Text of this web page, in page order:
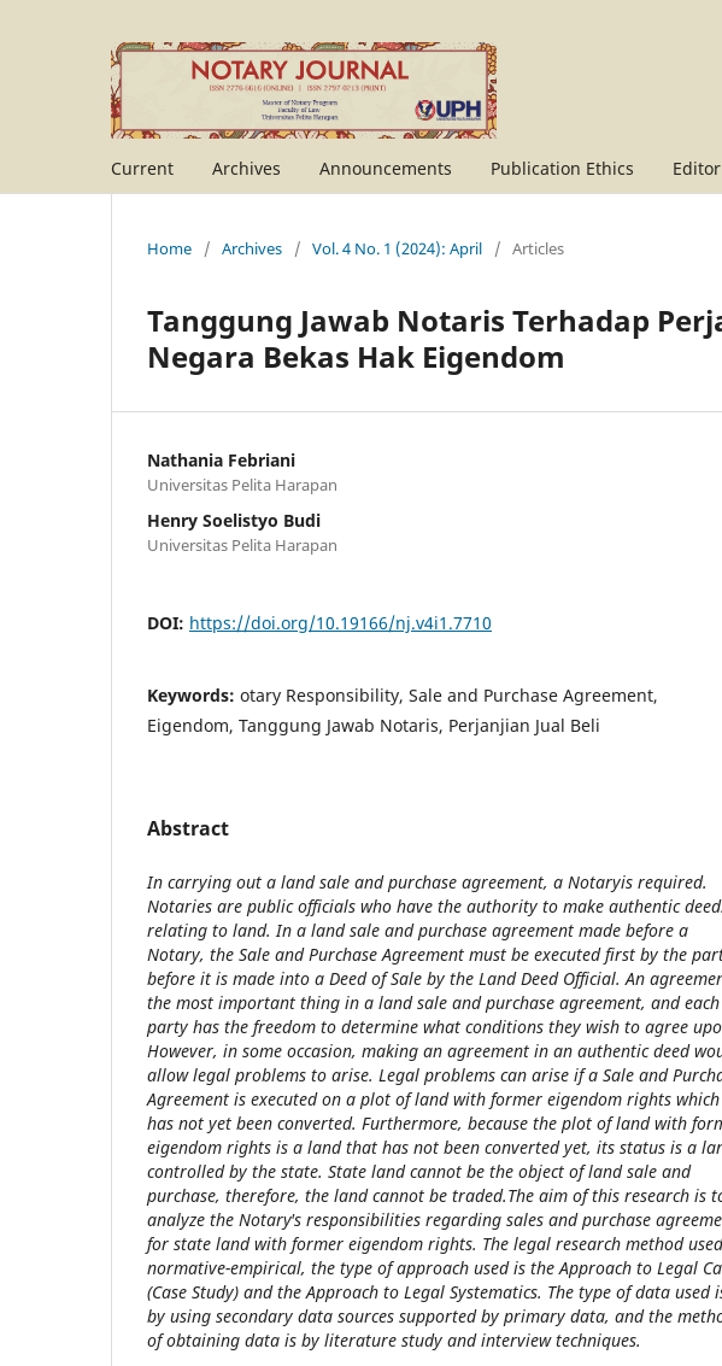
Current Archives Announcements Publication Ethics
Home / Archives / Vol. 4 No. 1 (2024): April / Articles
Tanggung Jawab Notaris Terhadap
Negara Bekas Hak Eigendom
Nathania Febriani
Universitas Pelita Harapan
Henry Soelistyo Budi
Universitas Pelita Harapan
DOI: https://doi.org/10.19166/nj.v4i1.7710
Keywords: otary Responsibility, Sale and Purchase Agreement,
Eigendom, Tanggung Jawab Notaris, Perjanjian Jual Beli
Abstract
In carrying out a land sale and purchase agreement, a Notaryis required.
Notaries are public officials who have the authority to make authentic
relating to land. In a land sale and purchase agreement made before a
Notary, the Sale and Purchase Agreement must be executed first by the
before it is made into a Deed of Sale by the Land Deed Official. An
the most important thing in a land sale and purchase agreement, and each
party has the freedom to determine what conditions they wish to agree
However, in some occasion, making an agreement in an authentic deed
allow legal problems to arise. Legal problems can arise if a Sale and
Agreement is executed on a plot of land with former eigendom rights which
has not yet been converted. Furthermore, because the plot of land with
eigendom rights is a land that has not been converted yet, its status is a
controlled by the state. State land cannot be the object of land sale and
purchase, therefore, the land cannot be traded.The aim of this research is
analyze the Notary's responsibilities regarding sales and purchase
for state land with former eigendom rights. The legal research method
normative-empirical, the type of approach used is the Approach to Legal
(Case Study) and the Approach to Legal Systematics. The type of data used
by using secondary data sources supported by primary data, and the
of obtaining data is by literature study and interview techniques.